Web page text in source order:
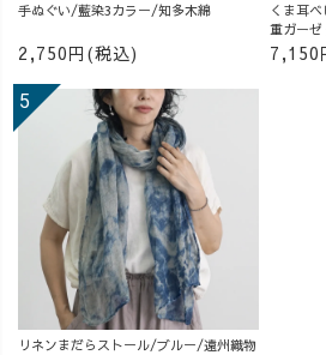
手ぬぐい/藍染3カラー/知多木綿
2,750円(税込)
くま耳
重ガー
7,150
リネンまだらストール/ブルー/遠州織物